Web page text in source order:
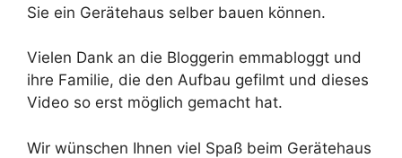
Sie ein Gerätehaus selber bauen können.
Vielen Dank an die Bloggerin emmabloggt und
ihre Familie, die den Aufbau gefilmt und dieses
Video so erst möglich gemacht hat.
Wir wünschen Ihnen viel Spaß beim Gerätehaus